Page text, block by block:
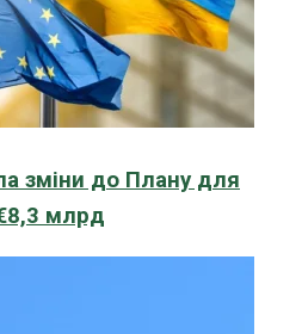
зміни до Плану для
млрд